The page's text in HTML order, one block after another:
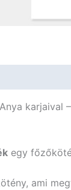
karjaival
egy
ami